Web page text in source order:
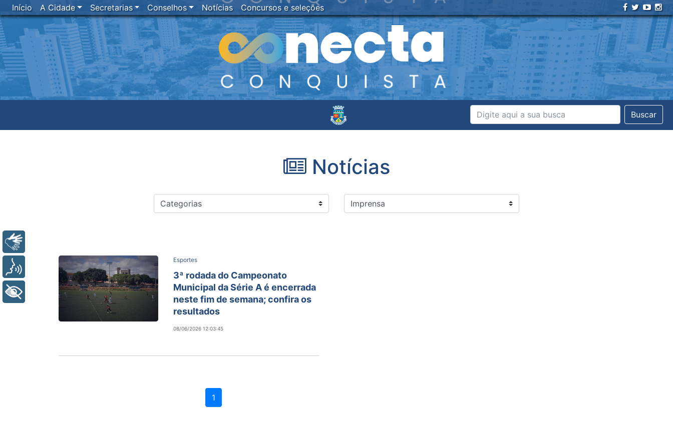
Início A Cidade Secretarias Conselhos Notícias Concursos e seleções
Buscar
Notícias
Esportes
3ª rodada do Campeonato
Municipal da Série A é encerrada
neste fim de semana; confira os
resultados
08/06/2026 12:03:45
1
+ Acessibilidade